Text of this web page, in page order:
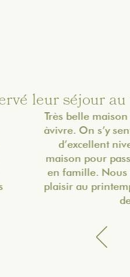
leur séjour
Très belle maison
àvivre. On s’y sent de
d’excellent niveau
maison pour passer
en famille. Nous
plaisir au printemps
de